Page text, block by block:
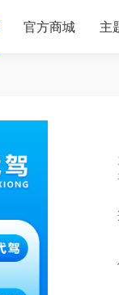
官方商城 主